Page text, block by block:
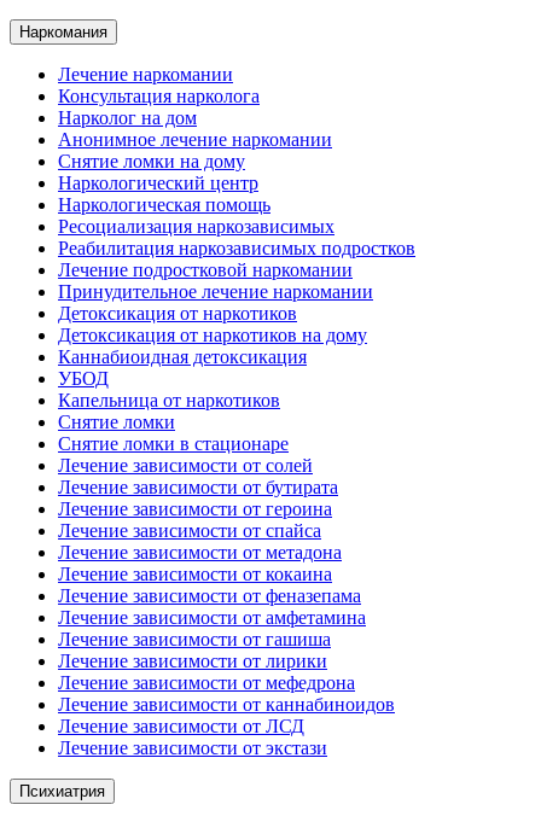
Наркомания
Лечение наркомании
Консультация нарколога
Нарколог на дом
Анонимное лечение наркомании
Снятие ломки на дому
Наркологический центр
Наркологическая помощь
Ресоциализация наркозависимых
Реабилитация наркозависимых подростков
Лечение подростковой наркомании
Принудительное лечение наркомании
Детоксикация от наркотиков
Детоксикация от наркотиков на дому
Каннабиоидная детоксикация
УБОД
Капельница от наркотиков
Снятие ломки
Снятие ломки в стационаре
Лечение зависимости от солей
Лечение зависимости от бутирата
Лечение зависимости от героина
Лечение зависимости от спайса
Лечение зависимости от метадона
Лечение зависимости от кокаина
Лечение зависимости от феназепама
Лечение зависимости от амфетамина
Лечение зависимости от гашиша
Лечение зависимости от лирики
Лечение зависимости от мефедрона
Лечение зависимости от каннабиноидов
Лечение зависимости от ЛСД
Лечение зависимости от экстази
Психиатрия